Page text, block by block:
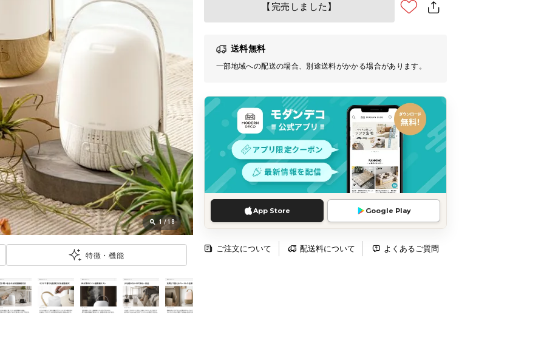
【完売しました】
送料無料
一部地域への配送の場合、別途送料がかかる場合があります。
App Store Google Play
ご注文について 配送料について よくあるご質問
1 /18
特徴・機能